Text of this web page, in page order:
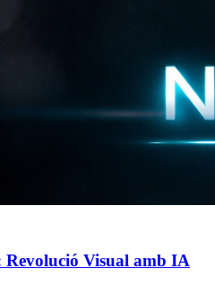
Revolució Visual amb IA